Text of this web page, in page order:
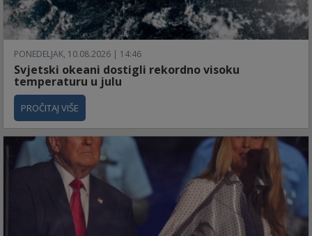
PONEDELJAK, 10.08.2026 | 14:46
Svjetski okeani dostigli rekordno visoku
temperaturu u julu
PROČITAJ VIŠE